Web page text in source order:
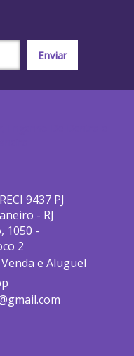
9437 PJ
- RJ
1050 -
2
e Aluguel